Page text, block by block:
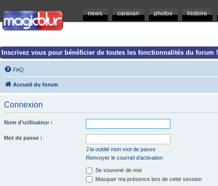
news caravan photos histoire
Inscrivez vous pour bénéficier de toutes les fonctionnalités du forum !
FAQ
Accueil du forum
Connexion
Nom d’utilisateur :
Mot de passe :
J’ai oublié mon mot de passe
Renvoyer le courriel d’activation
Se souvenir de moi
Masquer ma présence lors de cette session